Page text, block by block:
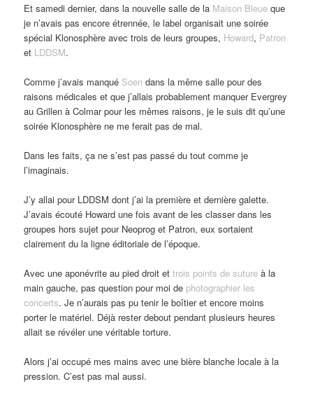
Et samedi dernier, dans la nouvelle salle de la Maison Bleue que
je n’avais pas encore étrennée, le label organisait une soirée
spécial Klonosphère avec trois de leurs groupes, Howard, Patron
et LDDSM.
Comme j’avais manqué Soen dans la même salle pour des
raisons médicales et que j’allais probablement manquer Evergrey
au Grillen à Colmar pour les mêmes raisons, je le suis dit qu’une
soirée Klonosphère ne me ferait pas de mal.
Dans les faits, ça ne s’est pas passé du tout comme je
l’imaginais.
J’y allai pour LDDSM dont j’ai la première et dernière galette.
J’avais écouté Howard une fois avant de les classer dans les
groupes hors sujet pour Neoprog et Patron, eux sortaient
clairement du la ligne éditoriale de l’époque.
Avec une aponévrite au pied droit ettrois points de suture à la
main gauche, pas question pour moi de photographier les
concerts. Je n’aurais pas pu tenir le boîtier et encore moins
porter le matériel. Déjà rester debout pendant plusieurs heures
allait se révéler une véritable torture.
Alors j’ai occupé mes mains avec une bière blanche locale à la
pression. C’est pas mal aussi.